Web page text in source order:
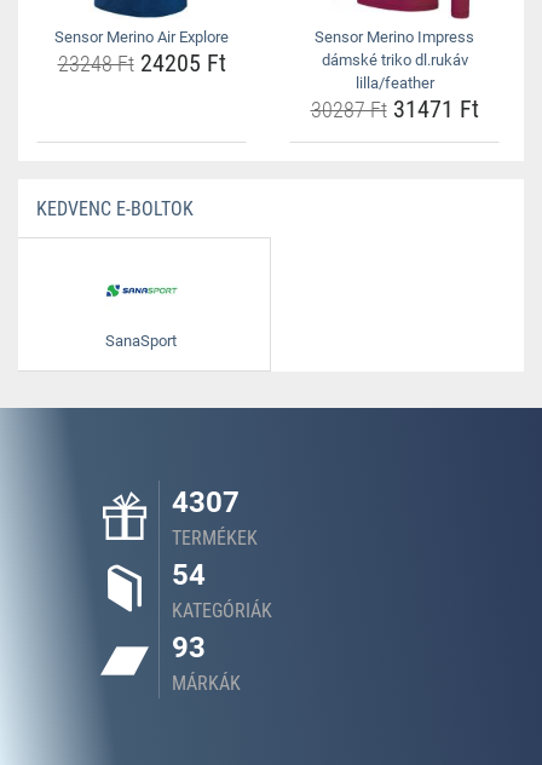
Sensor Merino Air Explore
23248 Ft24205 Ft
Sensor Merino Impress
dámské triko dl.rukáv
lilla/feather
30287 Ft31471 Ft
KEDVENC E-BOLTOK
SanaSport
4307
TERMÉKEK
54
KATEGÓRIÁK
93
MÁRKÁK